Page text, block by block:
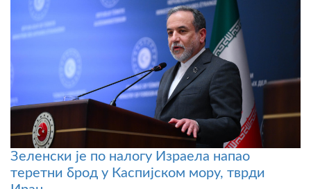
Зеленски је по налогу Израела напао
теретни брод у Каспијском мору, тврди